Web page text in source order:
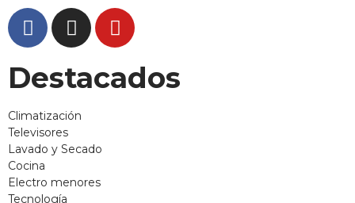
Destacados
Climatización
Televisores
Lavado y Secado
Cocina
Electro menores
Tecnología